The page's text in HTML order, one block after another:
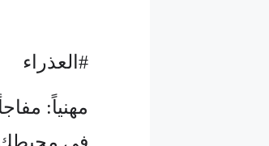
#العذراء
مهنياً:
في محيطك